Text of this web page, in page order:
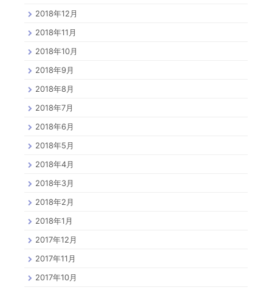
2018年12月
2018年11月
2018年10月
2018年9月
2018年8月
2018年7月
2018年6月
2018年5月
2018年4月
2018年3月
2018年2月
2018年1月
2017年12月
2017年11月
2017年10月